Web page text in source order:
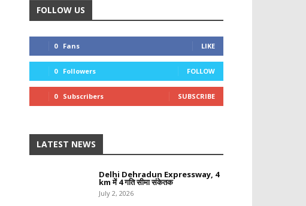
FOLLOW US
0 Fans LIKE
0 Followers FOLLOW
0 Subscribers SUBSCRIBE
LATEST NEWS
Delhi Dehradun Expressway, 4
km में 4 गति सीमा संकेतक
July 2, 2026